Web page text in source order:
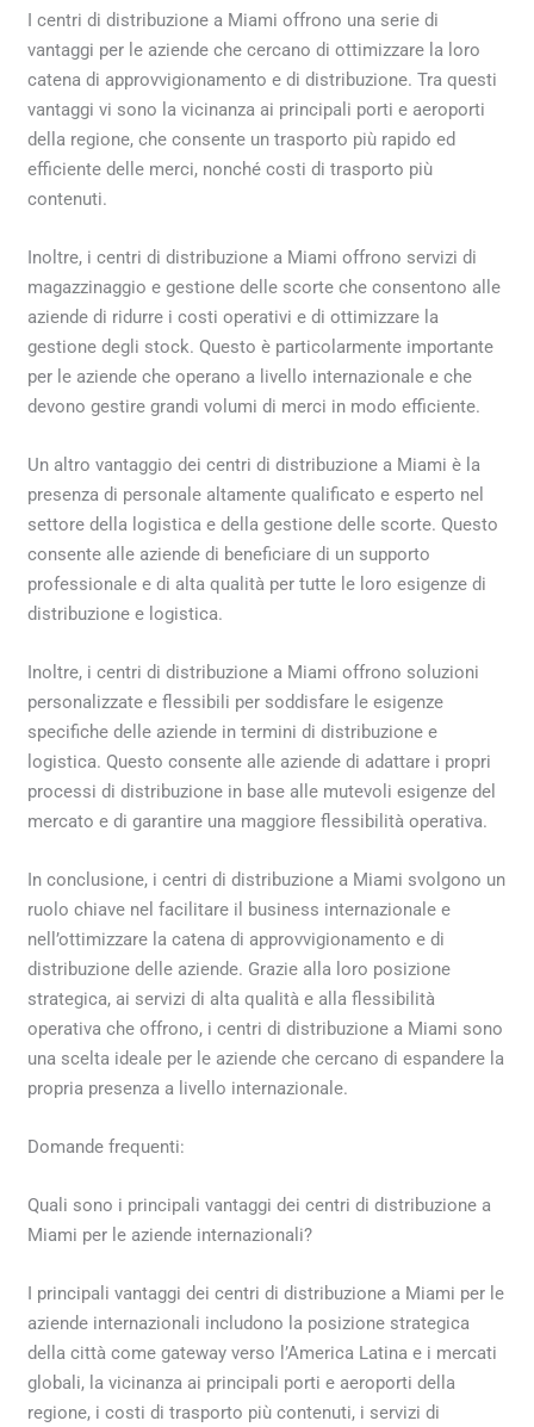
I centri di distribuzione a Miami offrono una serie di
vantaggi per le aziende che cercano di ottimizzare la loro
catena di approvvigionamento e di distribuzione. Tra questi
vantaggi vi sono la vicinanza ai principali porti e aeroporti
della regione, che consente un trasporto più rapido ed
efficiente delle merci, nonché costi di trasporto più
contenuti.
Inoltre, i centri di distribuzione a Miami offrono servizi di
magazzinaggio e gestione delle scorte che consentono alle
aziende di ridurre i costi operativi e di ottimizzare la
gestione degli stock. Questo è particolarmente importante
per le aziende che operano a livello internazionale e che
devono gestire grandi volumi di merci in modo efficiente.
Un altro vantaggio dei centri di distribuzione a Miami è la
presenza di personale altamente qualificato e esperto nel
settore della logistica e della gestione delle scorte. Questo
consente alle aziende di beneficiare di un supporto
professionale e di alta qualità per tutte le loro esigenze di
distribuzione e logistica.
Inoltre, i centri di distribuzione a Miami offrono soluzioni
personalizzate e flessibili per soddisfare le esigenze
specifiche delle aziende in termini di distribuzione e
logistica. Questo consente alle aziende di adattare i propri
processi di distribuzione in base alle mutevoli esigenze del
mercato e di garantire una maggiore flessibilità operativa.
In conclusione, i centri di distribuzione a Miami svolgono un
ruolo chiave nel facilitare il business internazionale e
nell’ottimizzare la catena di approvvigionamento e di
distribuzione delle aziende. Grazie alla loro posizione
strategica, ai servizi di alta qualità e alla flessibilità
operativa che offrono, i centri di distribuzione a Miami sono
una scelta ideale per le aziende che cercano di espandere la
propria presenza a livello internazionale.
Domande frequenti:
Quali sono i principali vantaggi dei centri di distribuzione a
Miami per le aziende internazionali?
I principali vantaggi dei centri di distribuzione a Miami per le
aziende internazionali includono la posizione strategica
della città come gateway verso l’America Latina e i mercati
globali, la vicinanza ai principali porti e aeroporti della
regione, i costi di trasporto più contenuti, i servizi di